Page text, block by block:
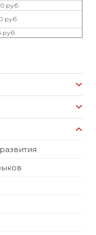
руб.
руб.
руб.